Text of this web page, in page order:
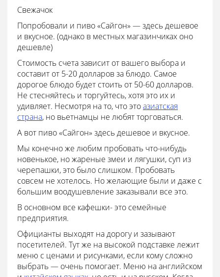
Свежачок
Попробовали и пиво «Сайгон» — здесь дешевое
и вкусное. (однако в местных магазинчиках оно
дешевле)
Стоимость счета зависит от вашего выбора и
составит от 5-20 долларов за блюдо. Самое
дорогое блюдо будет стоить от 50-60 долларов.
Не стесняйтесь и торгуйтесь, хотя это их и
удивляет. Несмотря на то, что этоазиатская
страна, но вьетнамцы не любят торговаться.
А вот пиво «Сайгон» здесь дешевое и вкусное.
Мы конечно же любим пробовать что-нибудь
новенькое, но жареные змеи и лягушки, суп из
черепашки, это было слишком. Пробовать
совсем не хотелось. Но желающие были и даже с
большим воодушевление заказывали все это.
В основном все кафешки- это семейные
предприятия.
Официанты выходят на дорогу и зазывают
посетителей. Тут же на высокой подставке лежит
меню с ценами и рисунками, если кому сложно
выбрать — очень помогает. Меню на английском